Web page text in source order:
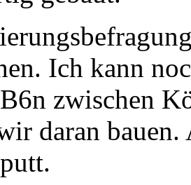
Ich kann
zwischen
daran